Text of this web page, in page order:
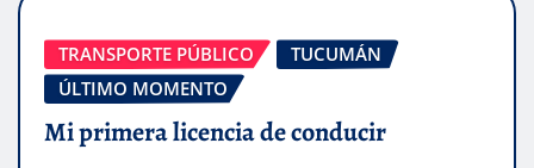
TRANSPORTE PÚBLICO
TUCUMÁN
ÚLTIMO MOMENTO
Mi primera licencia de conducir